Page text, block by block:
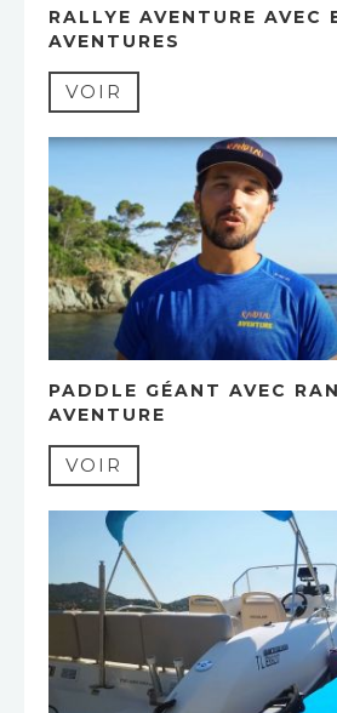
RALLYE AVENTURE AVEC
AVENTURES
VOIR
PADDLE GÉANT AVEC
AVENTURE
VOIR